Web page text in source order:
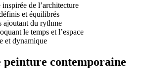
de l’architecture
et équilibrés
ajoutant du rythme
le temps et l’espace
et dynamique
peinture contemporaine